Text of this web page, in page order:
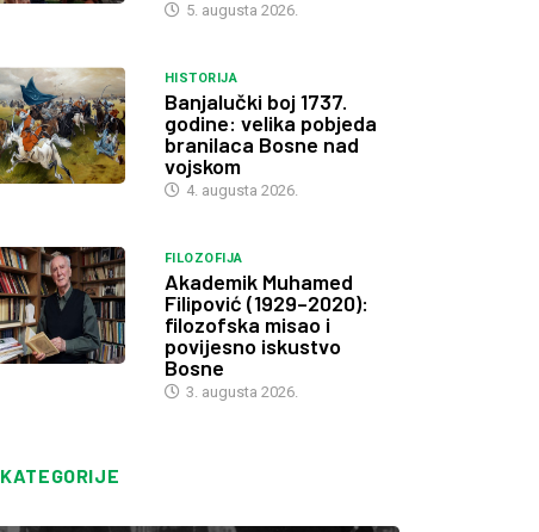
5. augusta 2026.
HISTORIJA
Banjalučki boj 1737.
godine: velika pobjeda
branilaca Bosne nad
vojskom
4. augusta 2026.
FILOZOFIJA
Akademik Muhamed
Filipović (1929–2020):
filozofska misao i
povijesno iskustvo
Bosne
3. augusta 2026.
KATEGORIJE